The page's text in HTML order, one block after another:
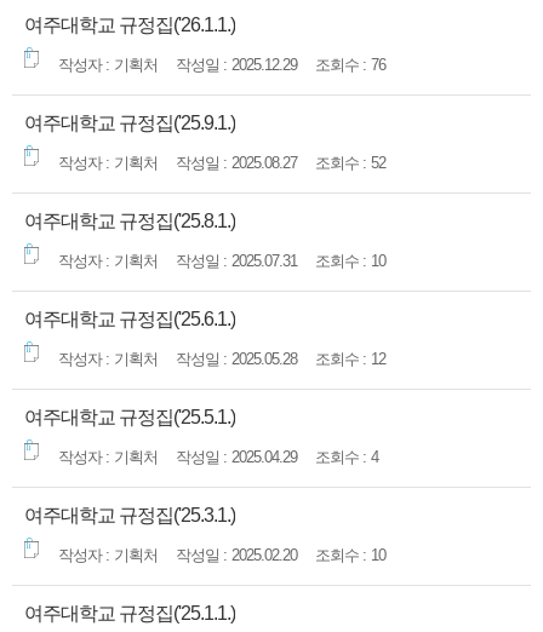
여주대학교 규정집('26.1.1.)
기획처 2025.12.29 76
여주대학교 규정집('25.9.1.)
기획처 2025.08.27 52
여주대학교 규정집('25.8.1.)
기획처 2025.07.31 10
여주대학교 규정집('25.6.1.)
기획처 2025.05.28 12
여주대학교 규정집('25.5.1.)
기획처 2025.04.29 4
여주대학교 규정집('25.3.1.)
기획처 2025.02.20 10
여주대학교 규정집('25.1.1.)